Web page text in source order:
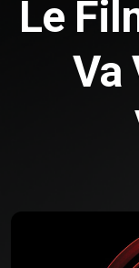
Le
Va